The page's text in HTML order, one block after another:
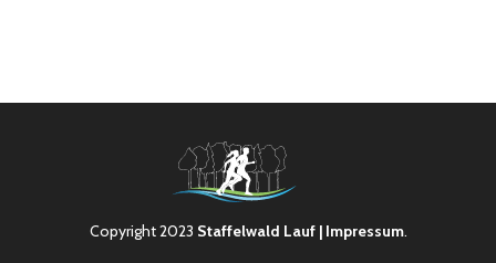
Copyright 2023 Staffelwald Lauf| Impressum.